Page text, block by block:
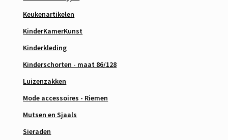
Keukenartikelen
KinderKamerKunst
Kinderkleding
Kinderschorten - maat 86/128
Luizenzakken
Mode accessoires - Riemen
Mutsen en Sjaals
Sieraden